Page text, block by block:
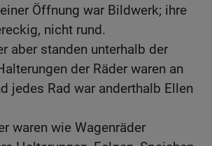
Öffnung war Bildwerk; ihre
nicht rund.
aber standen unterhalb der
der Räder waren an
jedes Rad war anderthalb Ellen
waren wie Wagenräder